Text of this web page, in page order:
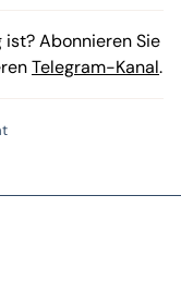
Abonnieren Sie
Telegram-Kanal.